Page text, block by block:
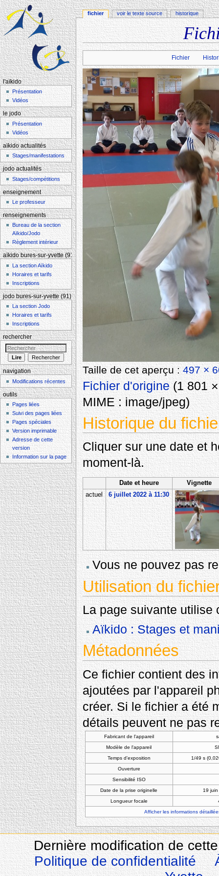
Aller à :navigation , rechercher
Fichier
Taille de cet aperçu :497 ×
Fichier d'origine‎(1 801
MIME :image/jpeg)
Historique du
Cliquer sur une date et
moment-là.
Date et heure
Vignette
actuel
6 juillet 2022 à 11:30
Vous ne pouvez pas
Utilisation du
La page suivante utilise
Aïkido : Stages et
Métadonnées
Ce fichier contient des
ajoutées par l'appareil
créer. Si le fichier a été
détails peuvent ne pas
Fabricant de l'appareil
Modèle de l'appareil
Temps d'exposition
1/49 s
Ouverture
Sensibilité ISO
Date de la prise originelle
19
Longueur focale
Afficher les informations
fichier voir le texte source historique
l'aïkido
Présentation
Vidéos
le jodo
Présentation
Vidéos
aïkido actualités
Stages/manifestations
jodo actualités
Stages/compétitions
enseignement
Le professeur
renseignements
Bureau de la section
Aïkido/Jodo
Règlement intérieur
aïkido bures-sur-yvette (91)
La section Aïkido
Horaires et tarifs
Inscriptions
jodo bures-sur-yvette (91)
La section Jodo
Horaires et tarifs
Inscriptions
rechercher
navigation
Modifications récentes
outils
Pages liées
Suivi des pages liées
Pages spéciales
Version imprimable
Adresse de cette
version
Information sur la page
Dernière modification de
Politique de confidentialité